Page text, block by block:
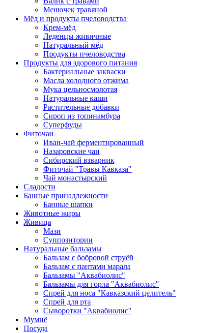
Мешочек травяной
Мёд и продукты пчеловодства
Крем-мёд
Леденцы живичные
Натуральный мёд
Продукты пчеловодства
Продукты для здорового питания
Бактериальные закваски
Масла холодного отжима
Мука цельносмолотая
Натуральные каши
Растительные добавки
Сироп из топинамбура
Суперфуды
Фиточаи
Иван-чай ферментированный
Назаровские чаи
Сибирский взварник
Фиточай "Травы Кавказа"
Чай монастырский
Сладости
Банные принадлежности
Банные шапки
Животные жиры
Живица
Мази
Суппозитории
Натуральные бальзамы
Бальзам с бобровой струёй
Бальзам с пантами марала
Бальзамы "Аквабиолис"
Бальзамы для горла "Аквабиолис"
Спрей для носа "Кавказский целитель"
Спрей для рта
Сыворотки "Аквабиолис"
Мумиё
Посуда